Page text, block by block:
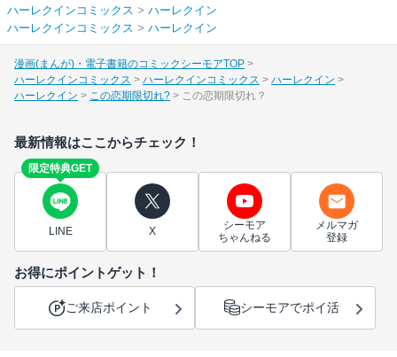
ハーレクインコミックス > ハーレクイン
ハーレクインコミックス > ハーレクイン
漫画(まんが)・電子書籍のコミックシーモアTOP
ハーレクインコミックス
ハーレクインコミックス
ハーレクイン
ハーレクイン
この恋期限切れ? この恋期限切れ？
最新情報はここからチェック！
限定特典GET
LINE X
シーモア
ちゃんねる
メルマガ
登録
お得にポイントゲット！
ご来店ポイント シーモアでポイ活